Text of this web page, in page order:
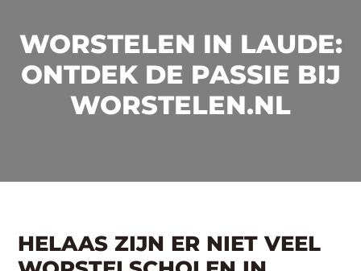
WORSTELEN IN LAUDE:
ONTDEK DE PASSIE BIJ
WORSTELEN.NL
HELAAS ZIJN ER NIET VEEL